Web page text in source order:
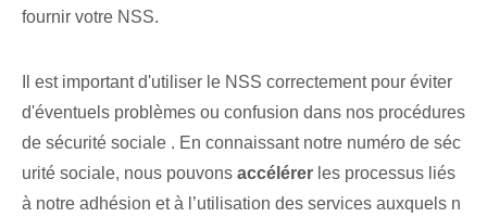
fournir votre NSS.
Il est important d'utiliser le ⁤NSS correctement pour éviter
d'éventuels ‌problèmes ou confusion⁤ dans⁤ nos‌ procédures
de sécurité sociale ‌. En connaissant notre numéro de séc
urité sociale, nous pouvons accélérer les processus liés
à notre adhésion et à l’utilisation des services auxquels n